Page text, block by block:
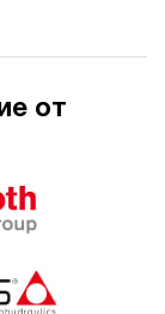
от